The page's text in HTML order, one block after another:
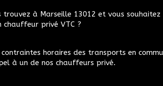
trouvez à Marseille 13012 et vous
chauffeur privé VTC ?
contraintes horaires des transports en
à un de nos chauffeurs privé.